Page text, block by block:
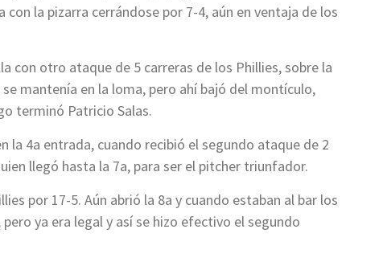
la pizarra cerrándose por 7-4, aún en ventaja de los
con otro ataque de 5 carreras de los Phillies, sobre la
mantenía en la loma, pero ahí bajó del montículo,
terminó Patricio Salas.
la 4a entrada, cuando recibió el segundo ataque de 2
llegó hasta la 7a, para ser el pitcher triunfador.
por 17-5. Aún abrió la 8a y cuando estaban al bar los
ya era legal y así se hizo efectivo el segundo